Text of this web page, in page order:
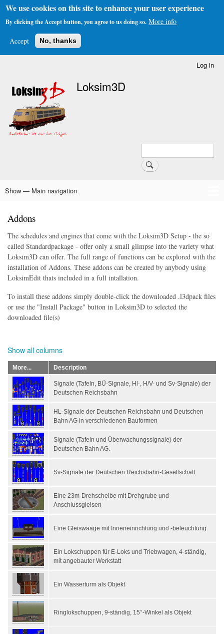
We use cookies on this site to enhance your user experience
By clicking the Accept button, you agree to us doing so. More info
Accept No, thanks
main
content
menu
Log in
Loksim3D
Search
Main
Show — Main navigation
Home
The Simulator
About Us
Download
Forums & Links
FAQs & Infos
Addons
Schedule Generator
Addons
The schedules and engines that come with the Loksim3D Setup - the so
called Standardpackage - offer only a small glimpse into the variety what
Loksim3D can offer. The full range of functions can be explored with the
installation of Addons. These addons can be created by anybody using
LoksimEdit thats included in a full intallation.
To install these addons simply double-click the downloaded .l3dpack files
or use the "Install Package" button in Loksim3D to selected the
downloaded file(s)
Show all columns
More... Description
Signale (Tafeln, BÜ-Signale, Hl-, H/V- und Sv-Signale) der
Deutschen Reichsbahn
HL-Signale der Deutschen Reichsbahn und Deutschen
Bahn AG in verschiedenen Bauformen
Signale (Tafeln und Überwachungssignale) der
Deutschen Bahn AG.
Sv-Signale der Deutschen Reichsbahn-Gesellschaft
Eine 23m-Drehscheibe mit Drehgrube und
Anschlussgleisen
Eine Gleiswaage mit Inneneinrichtung und -beleuchtung
Ein Lokschuppen für E-Loks und Triebwagen, 4-ständig,
mit angebauter Werkstatt
Ein Wasserturm als Objekt
Ringlokschuppen, 9-ständig, 15°-Winkel als Objekt